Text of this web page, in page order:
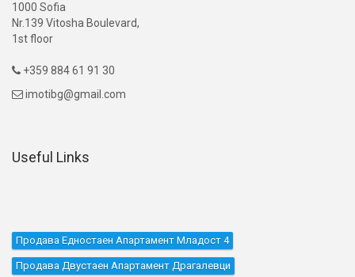
1000 Sofia
Nr.139 Vitosha Boulevard,
1st floor
 +359 884 61 91 30
 imotibg@gmail.com
Useful Links
Продава Едностаен Апартамент Младост 4
Продава Двустаен Апартамент Драгалевци